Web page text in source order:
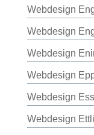
Webdesign
Webdesign
Webdesign
Webdesign
Webdesign
Webdesign